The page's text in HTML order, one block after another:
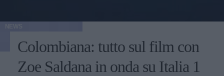
Colombiana: tutto sul film con
Zoe Saldana in onda su Italia 1